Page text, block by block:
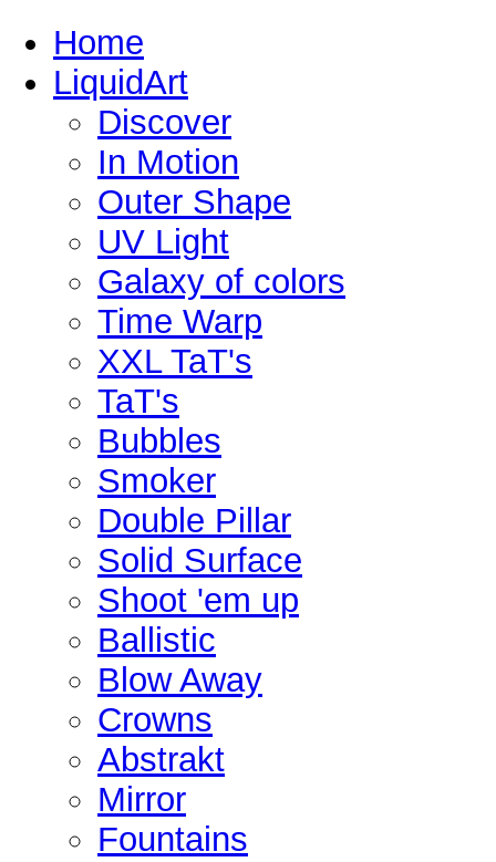
Home
LiquidArt
Discover
In Motion
Outer Shape
UV Light
Galaxy of colors
Time Warp
XXL TaT's
TaT's
Bubbles
Smoker
Double Pillar
Solid Surface
Shoot 'em up
Ballistic
Blow Away
Crowns
Abstrakt
Mirror
Fountains